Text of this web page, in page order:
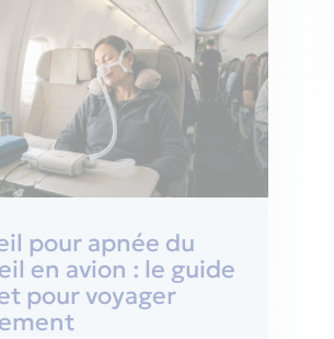
pour apnée du
en avion : le guide
pour voyager